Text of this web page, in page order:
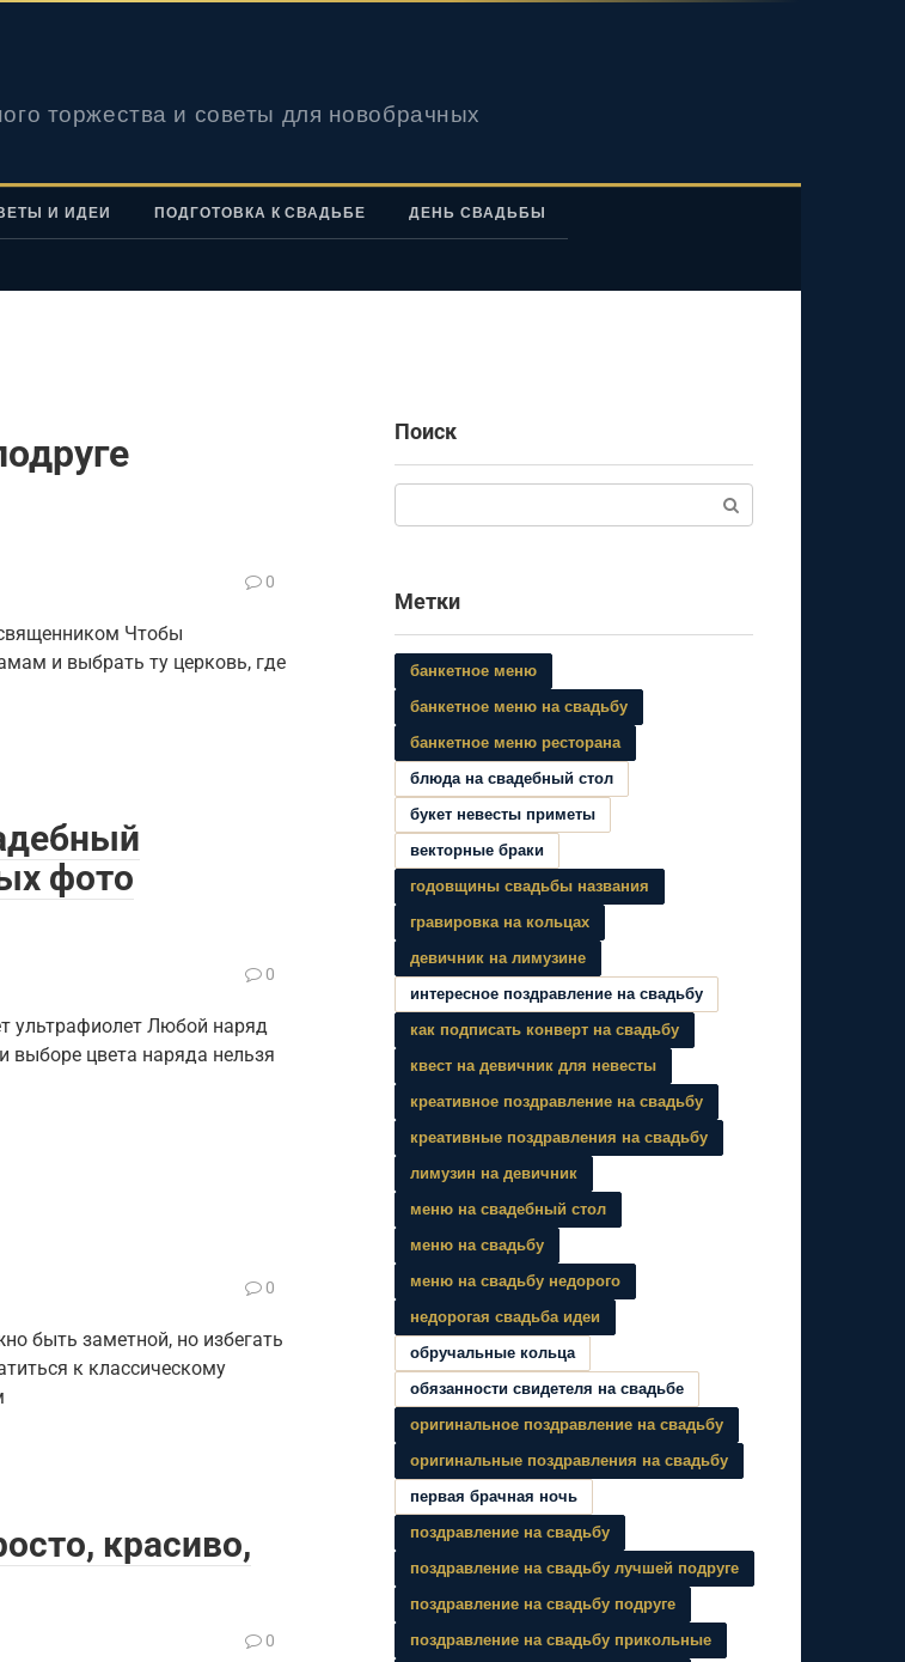
торжества и советы для новобрачных
И ИДЕИ ПОДГОТОВКА К СВАДЬБЕ ДЕНЬ СВАДЬБЫ
0
Чтобы
и выбрать ту церковь, где
фото
0
ультрафиолет Любой наряд
выборе цвета наряда нельзя
0
быть заметной, но избегать
к классическому
красиво,
0
Поиск
Метки
банкетное меню
банкетное меню на свадьбу
банкетное меню ресторана
блюда на свадебный стол
букет невесты приметы
векторные браки
годовщины свадьбы названия
гравировка на кольцах
девичник на лимузине
интересное поздравление на свадьбу
как подписать конверт на свадьбу
квест на девичник для невесты
креативное поздравление на свадьбу
креативные поздравления на свадьбу
лимузин на девичник
меню на свадебный стол
меню на свадьбу
меню на свадьбу недорого
недорогая свадьба идеи
обручальные кольца
обязанности свидетеля на свадьбе
оригинальное поздравление на свадьбу
оригинальные поздравления на свадьбу
первая брачная ночь
поздравление на свадьбу
поздравление на свадьбу лучшей подруге
поздравление на свадьбу подруге
поздравление на свадьбу прикольные